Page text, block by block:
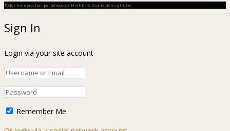
Todos los derechos pertenecen a Hislibris Asociación cultural
Sign In
Login via your site account
Remember Me